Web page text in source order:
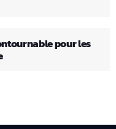
pour les